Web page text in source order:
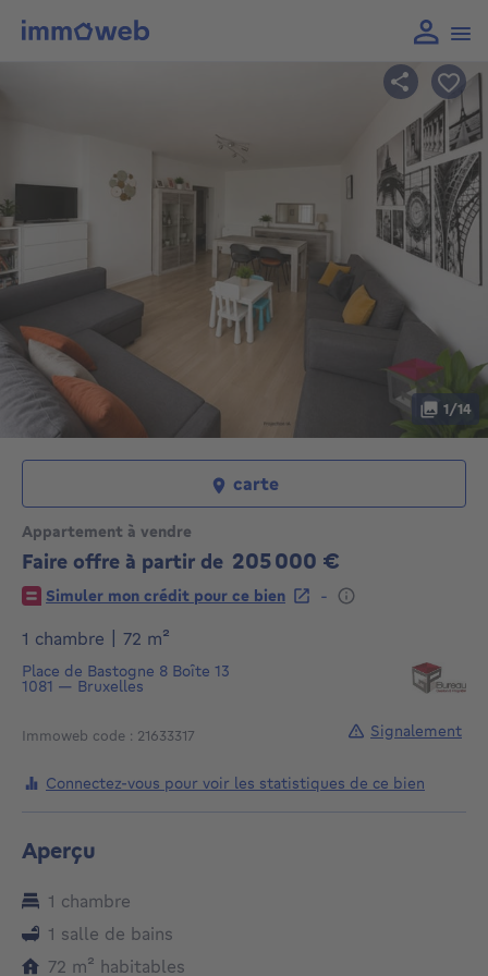
Appartement à vendre
Faire offre à partir de 205 000 €
205000€
Simuler mon crédit pour ce bien
-
1 chambre
72 m²
Place de Bastogne 8 Boîte 13
1081 — Bruxelles
Immoweb code : 21633317
1/14
carte
Connectez-vous pour voir les statistiques de ce bien
Signalement
Aperçu
1 chambre
1 salle de bains
72 m² mètres carrés
habitables